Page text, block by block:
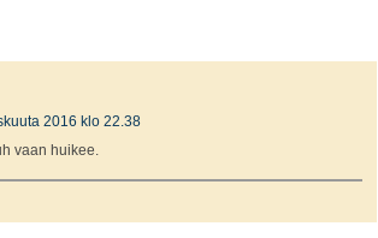
2016 klo 22.38
vaan huikee.